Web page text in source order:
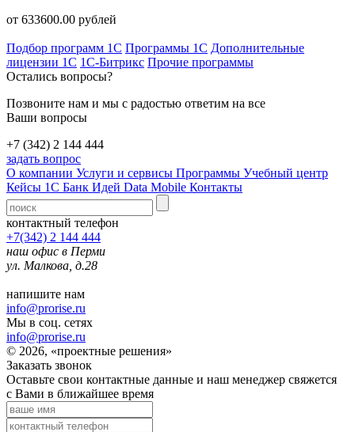
от 633600.00 рублей
Подбор программ 1С Программы 1С Дополнительные
лицензии 1С 1С-Битрикс Прочие программы
Остались вопросы?
Позвоните нам и мы с радостью ответим на все
Ваши вопросы
+7 (342) 2 144 444
задать вопрос
О компании Услуги и сервисы Программы Учебный центр
Кейсы 1С Банк Идей Data Mobile Контакты
контактный телефон
+7(342) 2 144 444
наш офис в Перми
ул. Малкова, д.28
напишите нам
info@prorise.ru
Мы в соц. сетях
info@prorise.ru
© 2026, «проектные решения»
Заказать звонок
Оставьте свои контактные данные и наш менеджер свяжется
с Вами в ближайшее время